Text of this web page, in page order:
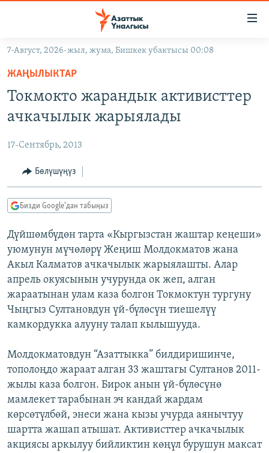
Навигацияга
өтүңүз
Издөөгө
салыңыз
ЭКОНОМИКА
МАДАНИЯТ
БОРБОР АЗИЯ
АТАЙЫН ИЛИКТӨӨ
ТВ ПРОГРАММАЛАР
ЭКСПЕРТТЕР ТАЛДАЙТ
БИЗ ЖАНА ДҮЙНӨ
ДАНИСТЕ
ЭЖЕ-СИҢДИЛЕР
АЗАТТЫК+
ЫҢГАЙСЫЗ СУРООЛОР
ӨЗГӨЧӨ ПИКИР
Русский
ОНЛАЙН ШЕРИНЕ
ЭЕ/АРнун бардык сайттары
7-Август, 2026-жыл, жума, Бишкек убактысы 00:08
ЖАҢЫЛЫКТАР
Токмокто жарандык активисттер
ачкачылык жарыялады
17-Сентябрь, 2013
Бөлүшүңүз
Бизди Google'дан табыңыз
Дүйшөмбүдөн тарта «Кыргызстан жаштар кеңеши»
уюмунун мүчөлөрү Жеңиш Молдокматов жана
Акыл Калматов ачкачылык жарыялашты. Алар
апрель окуясынын учурунда ок жеп, алган
жараатынан улам каза болгон Токмоктун тургуну
Чыңгыз Султановдун үй-бүлөсүн тиешелүү
камкордукка алууну талап кылышууда.
Молдокматовдун “Азаттыкка” билдиришинче,
тополоңдо жараат алган 33 жаштагы Султанов 2011-
жылы каза болгон. Бирок анын үй-бүлөсүнө
мамлекет тарабынан эч кандай жардам
көрсөтүлбөй, энеси жана кызы учурда аянычтуу
шартта жашап атышат. Активисттер ачкачылык
акциясы аркылуу бийликтин көңүл бурушун максат